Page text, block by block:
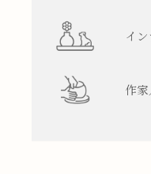
イ
作